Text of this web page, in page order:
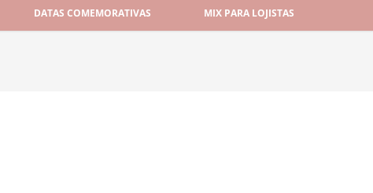
DATAS COMEMORATIVAS MIX PARA LOJISTAS